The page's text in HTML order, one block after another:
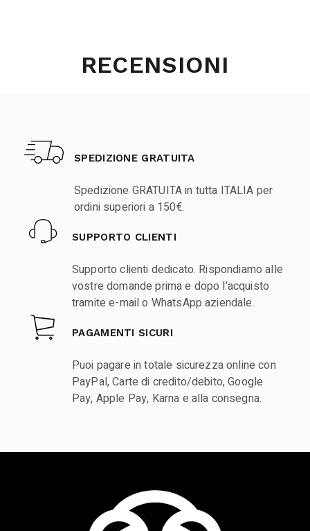
RECENSIONI
SPEDIZIONE GRATUITA
Spedizione GRATUITA in tutta ITALIA per
ordini superiori a 150€.
SUPPORTO CLIENTI
Supporto clienti dedicato. Rispondiamo alle
vostre domande prima e dopo l’acquisto
tramite e-mail o WhatsApp aziendale.
PAGAMENTI SICURI
Puoi pagare in totale sicurezza online con
PayPal, Carte di credito/debito, Google
Pay, Apple Pay, Karna e alla consegna.